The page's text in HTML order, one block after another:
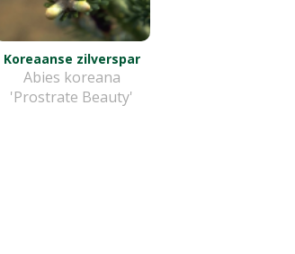
Koreaanse zilverspar
Abies koreana
'Prostrate Beauty'